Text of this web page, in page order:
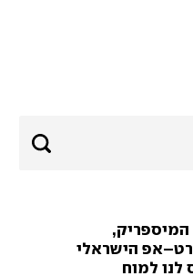
המיספריק,
הישראלי
לנו למוח